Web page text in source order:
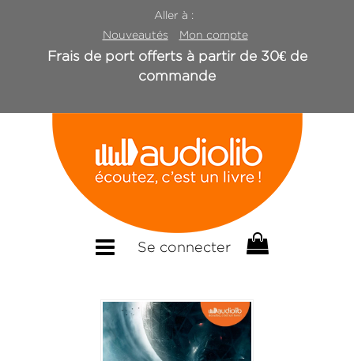
Aller à :
Nouveautés
Mon compte
Frais de port offerts à partir de 30€ de
commande
Se connecter